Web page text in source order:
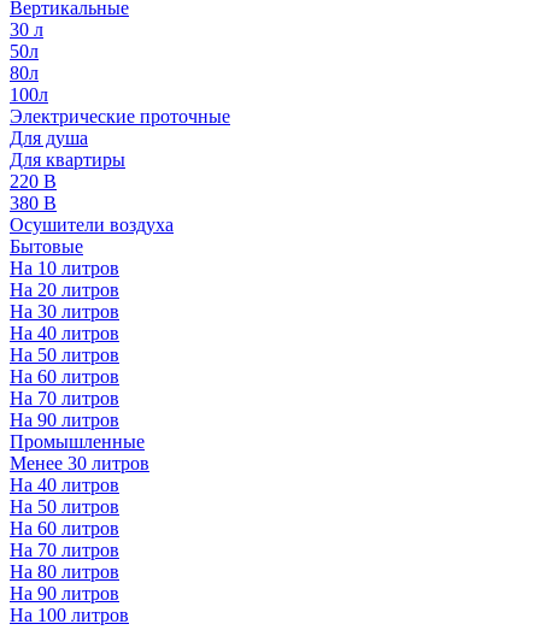
Вертикальные
30 л
50л
80л
100л
Электрические проточные
Для душа
Для квартиры
220 В
380 В
Осушители воздуха
Бытовые
На 10 литров
На 20 литров
На 30 литров
На 40 литров
На 50 литров
На 60 литров
На 70 литров
На 90 литров
Промышленные
Менее 30 литров
На 40 литров
На 50 литров
На 60 литров
На 70 литров
На 80 литров
На 90 литров
На 100 литров